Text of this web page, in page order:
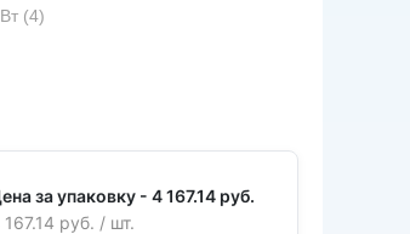
(4)
за упаковку - 4 167.14 руб.
167.14 руб. / шт.